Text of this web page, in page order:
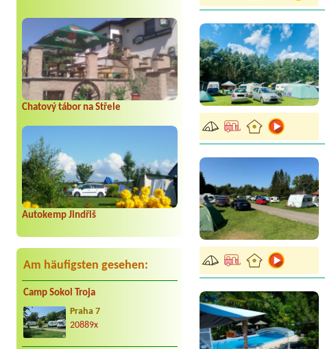
Chatový tábor na Střele
Autokemp Jindřiš
Am häufigsten gesehen:
Camp Sokol Troja
Praha 7
20889x